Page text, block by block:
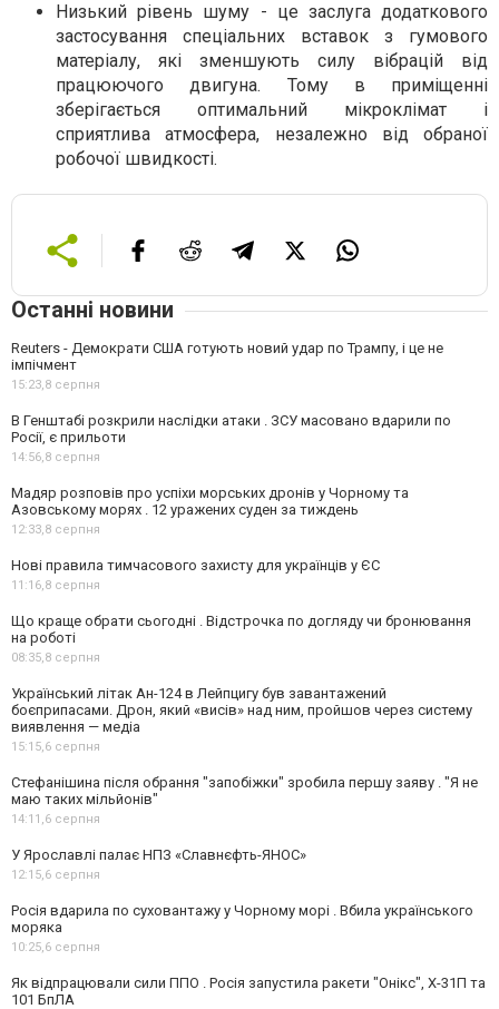
Низький рівень шуму - це заслуга додаткового
застосування спеціальних вставок з гумового
матеріалу, які зменшують силу вібрацій від
працюючого двигуна. Тому в приміщенні
зберігається оптимальний мікроклімат і
сприятлива атмосфера, незалежно від обраної
робочої швидкості.
Останні новини
Reuters - Демократи США готують новий удар по Трампу, і це не
імпічмент
15:23,8 серпня
В Генштабі розкрили наслідки атаки . ЗСУ масовано вдарили по
Росії, є прильоти
14:56,8 серпня
Мадяр розповів про успіхи морських дронів у Чорному та
Азовському морях . 12 уражених суден за тиждень
12:33,8 серпня
Нові правила тимчасового захисту для українців у ЄС
11:16,8 серпня
Що краще обрати сьогодні . Відстрочка по догляду чи бронювання
на роботі
08:35,8 серпня
Український літак Ан-124 в Лейпцигу був завантажений
боєприпасами. Дрон, який «висів» над ним, пройшов через систему
виявлення — медіа
15:15,6 серпня
Стефанішина після обрання "запобіжки" зробила першу заяву . "Я не
маю таких мільйонів"
14:11,6 серпня
У Ярославлі палає НПЗ «Славнєфть-ЯНОС»
12:15,6 серпня
Росія вдарила по суховантажу у Чорному морі . Вбила українського
моряка
10:25,6 серпня
Як відпрацювали сили ППО . Росія запустила ракети "Онікс", Х-31П та
101 БпЛА